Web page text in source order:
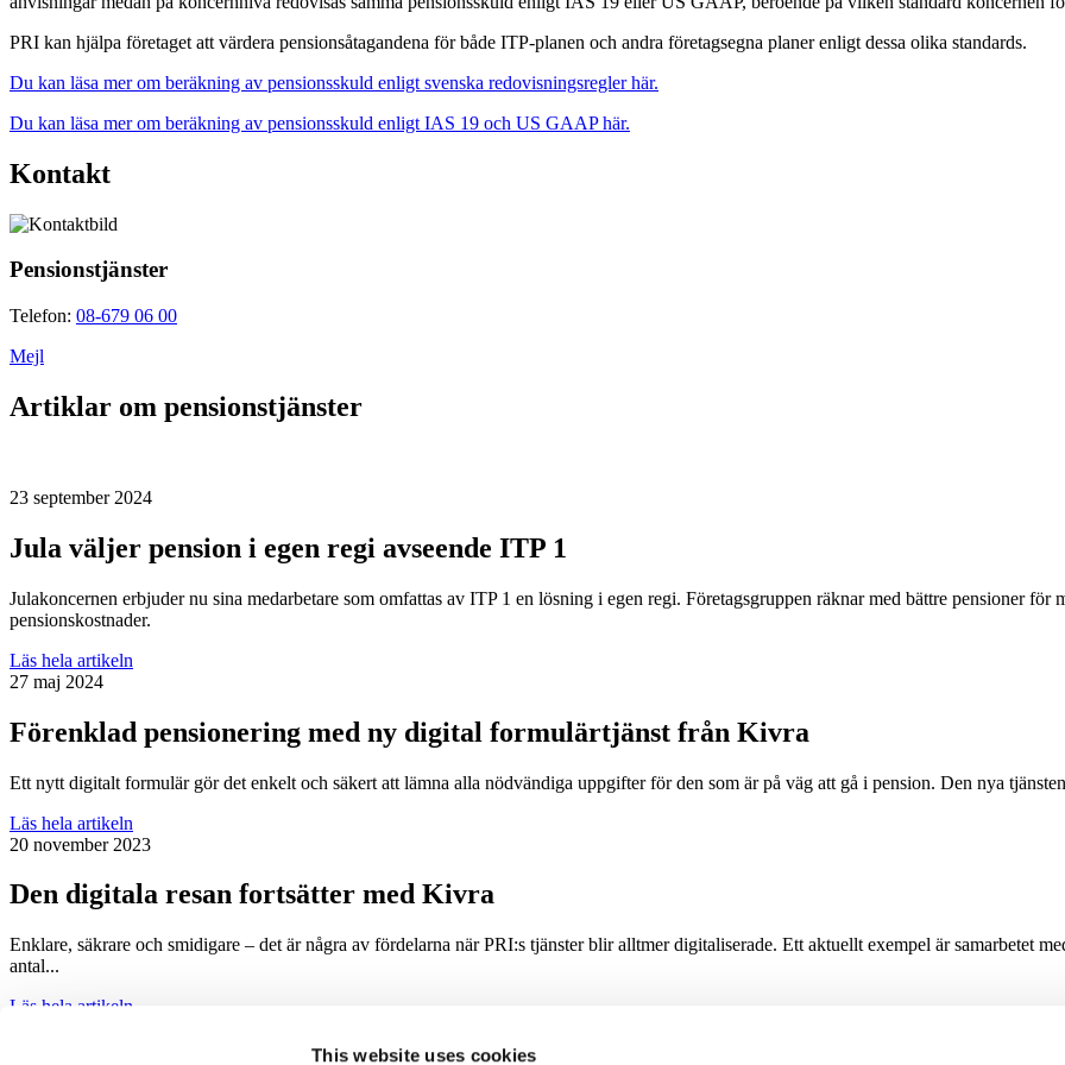
This website uses cookies
PRI kan hjälpa företaget att värdera pensionsåtagandena för både ITP-planen och andra företagsegna planer enligt dessa olika standards.
Du kan läsa mer om beräkning av pensionsskuld enligt svenska redovisningsregler här.
Du kan läsa mer om beräkning av pensionsskuld enligt IAS 19 och US GAAP här.
Kontakt
Pensionstjänster
Telefon: 08-679 06 00
Mejl
Artiklar om pensionstjänster
23 september 2024
Jula väljer pension i egen regi avseende ITP 1
Julakoncernen erbjuder nu sina medarbetare som omfattas av ITP 1 en lösning i egen regi. Företagsgruppen räknar med bättre pensioner för
pensionskostnader.
Läs hela artikeln
27 maj 2024
Förenklad pensionering med ny digital formulärtjänst från Kivra
Ett nytt digitalt formulär gör det enkelt och säkert att lämna alla nödvändiga uppgifter för den som är på väg att gå i pension. Den nya
Läs hela artikeln
20 november 2023
Den digitala resan fortsätter med Kivra
Enklare, säkrare och smidigare – det är några av fördelarna när PRI:s tjänster blir alltmer digitaliserade. Ett aktuellt exempel är samarbetet
antal...
Läs hela artikeln